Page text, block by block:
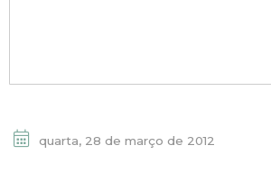
quarta, 28 de março de 2012